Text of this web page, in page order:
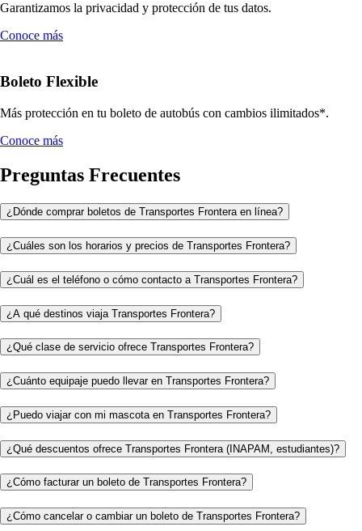
Garantizamos la privacidad y protección de tus datos.
Conoce más
Boleto Flexible
Más protección en tu boleto de autobús con cambios ilimitados*.
Conoce más
Preguntas Frecuentes
¿Dónde comprar boletos de Transportes Frontera en línea?
¿Cuáles son los horarios y precios de Transportes Frontera?
¿Cuál es el teléfono o cómo contacto a Transportes Frontera?
¿A qué destinos viaja Transportes Frontera?
¿Qué clase de servicio ofrece Transportes Frontera?
¿Cuánto equipaje puedo llevar en Transportes Frontera?
¿Puedo viajar con mi mascota en Transportes Frontera?
¿Qué descuentos ofrece Transportes Frontera (INAPAM, estudiantes)?
¿Cómo facturar un boleto de Transportes Frontera?
¿Cómo cancelar o cambiar un boleto de Transportes Frontera?